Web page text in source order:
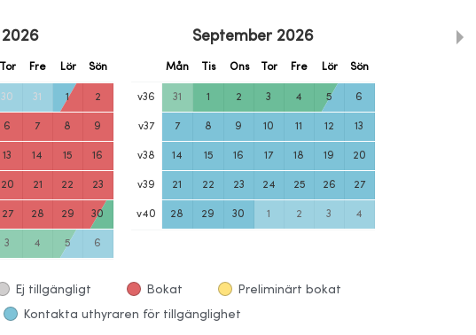
2026
Tor Fre Lör Sön
30 31 1 2
6 7 8 9
13 14 15 16
20 21 22 23
27 28 29 30
3 4 5 6
September 2026
Mån Tis Ons Tor Fre Lör Sön
v36 31 1 2 3 4 5 6
v37 7 8 9 10 11 12 13
v38 14 15 16 17 18 19 20
v39 21 22 23 24 25 26 27
v40 28 29 30 1 2 3 4
Ej tillgängligt Bokat Preliminärt bokat
Kontakta uthyraren för tillgänglighet